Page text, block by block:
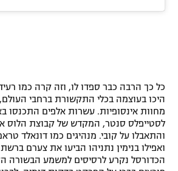
כל כך הרבה כבר ספדו לו, וזה קרה כמו
היכו בעוצמה בכלי התקשורת ברחבי
מחוות אינסופיות. עשרות אלפים התכנסו
לסטייפלס סנטר, המקדש של קבוצת הלוס
והתאבלו על קובי. מנהיגים כמו דונאלד
ואפילו בנימין נתניהו הביעו את צערם
הכדורסל נקרע לרסיסים למשמע הבשורה